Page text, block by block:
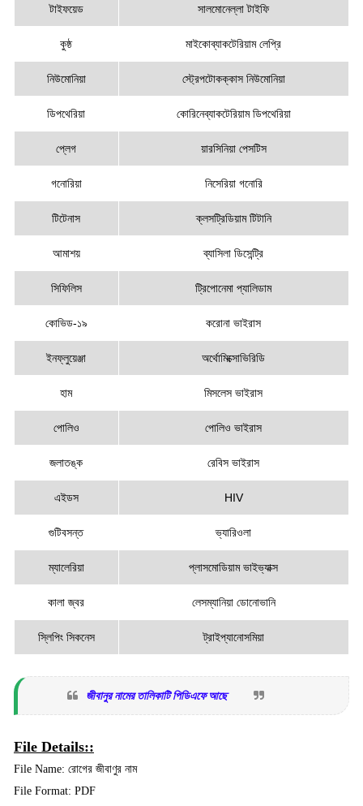
টাইফয়েড সালমোনেল্লা টাইফি
কুষ্ঠ মাইকোব্যাকটেরিয়াম লেপ্রি
নিউমোনিয়া স্ট্রেপটোকক্কাস নিউমোনিয়া
ডিপথেরিয়া কোরিনেব্যাকটেরিয়াম ডিপথেরিয়া
প্লেগ য়ারসিনিয়া পেসটিস
গনোরিয়া নিসেরিয়া গনোরি
টিটেনাস ক্লসট্রিডিয়াম টিটানি
আমাশয় ব্যাসিলা ডিসেন্ট্রি
সিফিলিস ট্রিপোনেমা প্যালিডাম
কোভিড-১৯ করোনা ভাইরাস
ইনফ্লুয়েঞ্জা অর্থোমিক্সোভিরিডি
হাম মিসলেস ভাইরাস
পোলিও পোলিও ভাইরাস
জলাতঙ্ক রেবিস ভাইরাস
এইডস HIV
গুটিবসন্ত ভ্যারিওলা
ম্যালেরিয়া প্লাসমোডিয়াম ভাইভ্যাক্স
কালা জ্বর লেসম্যানিয়া ডোনোভানি
স্লিপিং সিকনেস ট্রাইপ্যানোসমিয়া
জীবানুর নামের তালিকাটি পিডিএফে আছে
File Details::
File Name: রোগের জীবাণুর নাম
File Format: PDF